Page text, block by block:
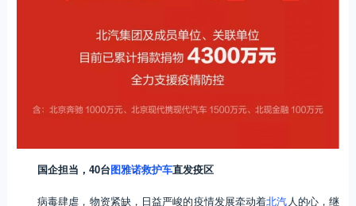
国企担当，40台图雅诺救护车直发疫区
病毒肆虐，物资紧缺，日益严峻的疫情发展牵动着北汽人的心，继